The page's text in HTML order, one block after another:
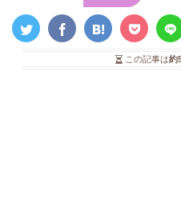
この記事は約